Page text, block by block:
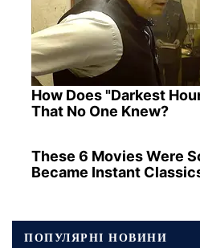
How Does "Darkest
That No One Knew?
These 6 Movies Were
Became Instant
ПОПУЛЯРНІ НОВИНИ